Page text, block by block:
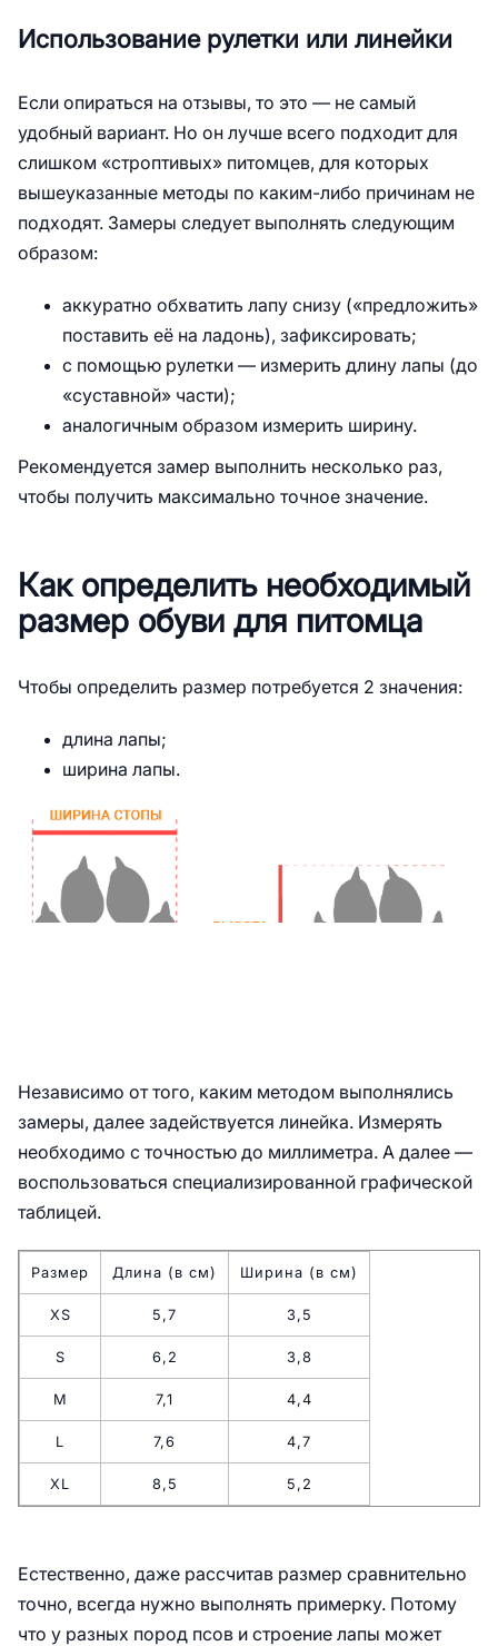
Использование рулетки или линейки
Если опираться на отзывы, то это — не самый
удобный вариант. Но он лучше всего подходит для
слишком «строптивых» питомцев, для которых
вышеуказанные методы по каким-либо причинам не
подходят. Замеры следует выполнять следующим
образом:
аккуратно обхватить лапу снизу («предложить»
поставить её на ладонь), зафиксировать;
с помощью рулетки — измерить длину лапы (до
«суставной» части);
аналогичным образом измерить ширину.
Рекомендуется замер выполнить несколько раз,
чтобы получить максимально точное значение.
Как определить необходимый
размер обуви для питомца
Чтобы определить размер потребуется 2 значения:
длина лапы;
ширина лапы.
Независимо от того, каким методом выполнялись
замеры, далее задействуется линейка. Измерять
необходимо с точностью до миллиметра. А далее —
воспользоваться специализированной графической
таблицей.
Размер Длина (в см) Ширина (в см)
XS 5,7 3,5
S 6,2 3,8
M 7,1 4,4
L 7,6 4,7
XL 8,5 5,2
Естественно, даже рассчитав размер сравнительно
точно, всегда нужно выполнять примерку. Потому
что у разных пород псов и строение лапы может